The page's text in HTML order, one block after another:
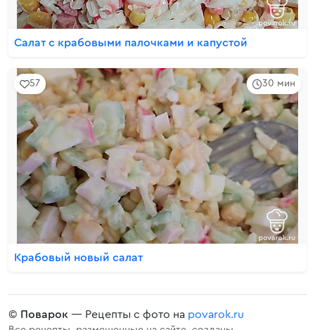
Салат с крабовыми палочками и капустой
30 мин
57
Крабовый новый салат
© Поварок — Рецепты с фото на povarok.ru